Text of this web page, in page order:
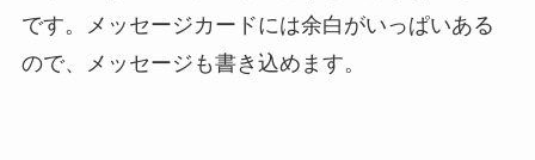
です。メッセージカードには余白がいっぱいある
ので、メッセージも書き込めます。